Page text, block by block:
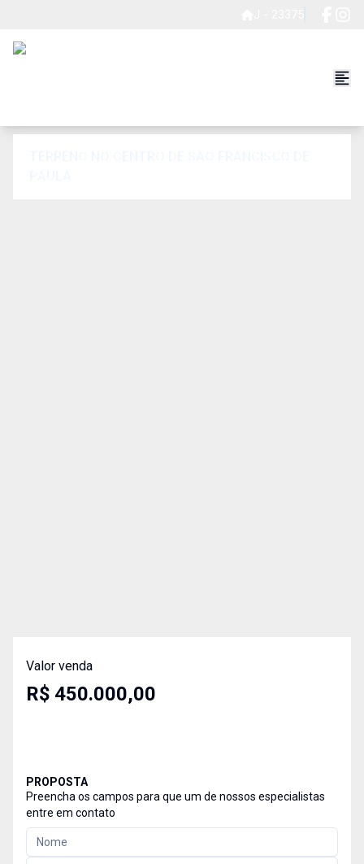
Valor venda
R$ 450.000,00
PROPOSTA
Preencha os campos para que um de nossos especialistas
entre em contato